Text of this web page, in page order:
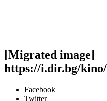
[Migrated image]
https://i.dir.bg/
Facebook
Twitter